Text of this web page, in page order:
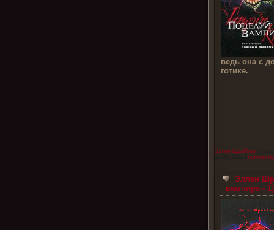
ведь она с
готике.
Эллен Шрайбер
Эллен
вампира - 1)